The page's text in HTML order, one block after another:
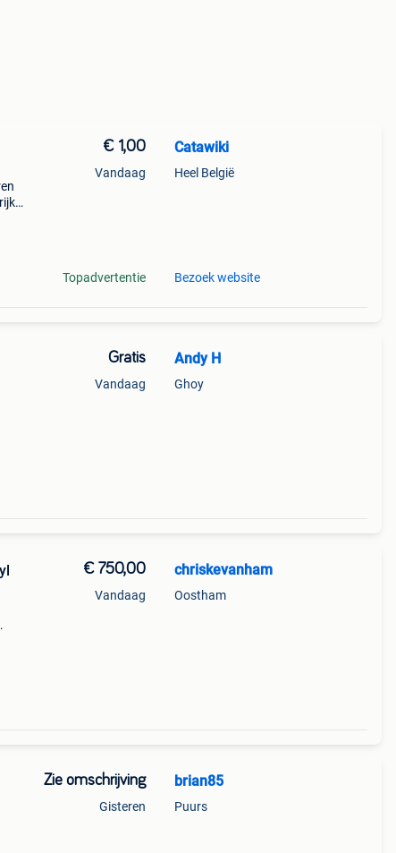
€ 1,00
Vandaag
Topadvertentie
Catawiki
Heel België
Bezoek website
Gratis
Vandaag
Andy H
Ghoy
€ 750,00
Vandaag
chriskevanham
Oostham
Zie omschrijving
Gisteren
brian85
Puurs